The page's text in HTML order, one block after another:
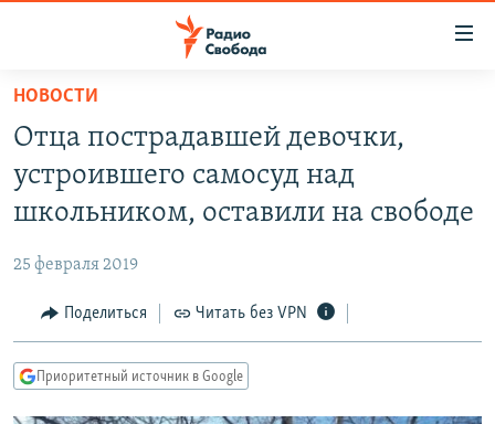
упрощенного
доступа
основному
Вернутся
Вернутся
ПОДКАСТЫ
АВТОРСКИЕ ПРОЕКТЫ
МНЕНИЯ
КУЛЬТУРА
КАВКАЗ.РЕАЛИИ
НОВОСТИ
Отца пострадавшей девочки,
устроившего самосуд над
школьником, оставили на свободе
25 февраля 2019
Поделиться Читать без VPN
Приоритетный источник в Google